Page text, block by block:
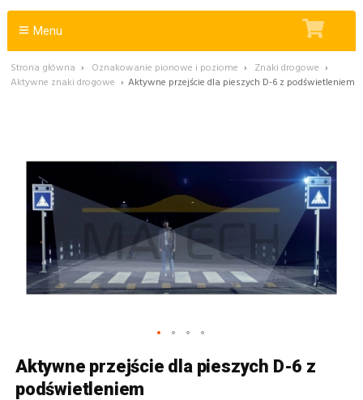
Menu
Strona główna › Oznakowanie pionowe i poziome › Znaki drogowe ›
Aktywne znaki drogowe › Aktywne przejście dla pieszych D-6 z podświetleniem
Aktywne przejście dla pieszych D-6 z
podświetleniem